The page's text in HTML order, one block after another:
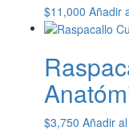
$11,000 Añadir
$3,750 Añadir